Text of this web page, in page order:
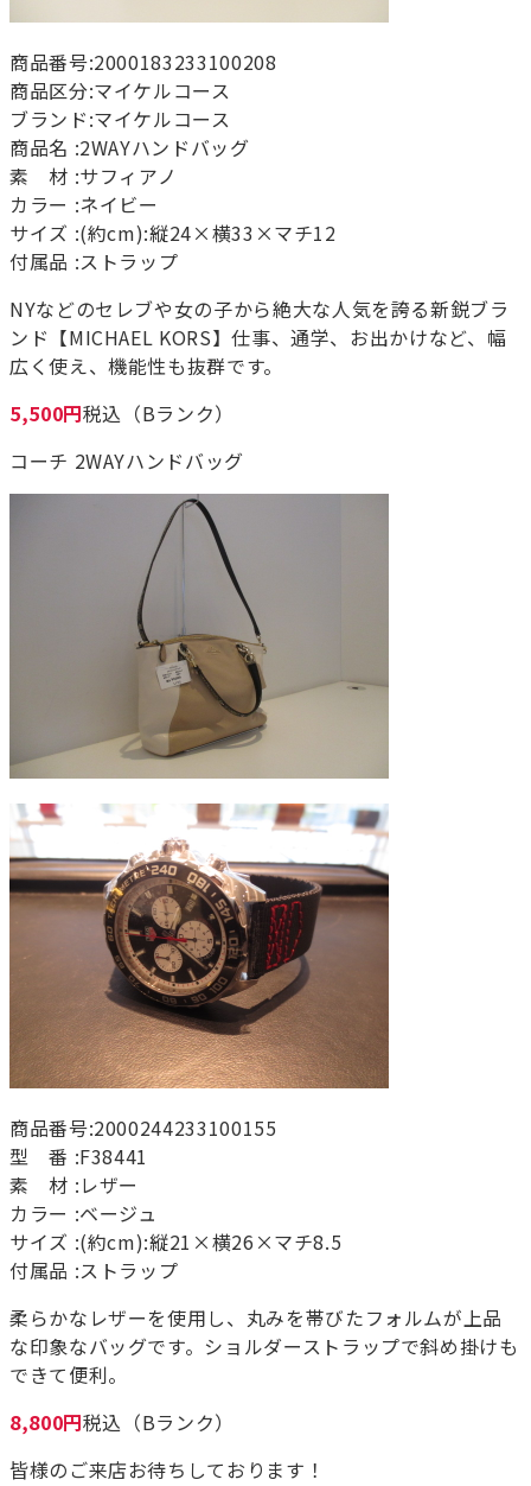
商品番号:2000183233100208
商品区分:マイケルコース
ブランド:マイケルコース
商品名 :2WAYハンドバッグ
素 材 :サフィアノ
カラー :ネイビー
サイズ :(約cm):縦24×横33×マチ12
付属品 :ストラップ
NYなどのセレブや女の子から絶大な人気を誇る新鋭ブラ
ンド【MICHAEL KORS】仕事、通学、お出かけなど、幅
広く使え、機能性も抜群です。
5,500円税込（Bランク）
コーチ 2WAYハンドバッグ
商品番号:2000244233100155
型 番 :F38441
素 材 :レザー
カラー :ベージュ
サイズ :(約cm):縦21×横26×マチ8.5
付属品 :ストラップ
柔らかなレザーを使用し、丸みを帯びたフォルムが上品
な印象なバッグです。ショルダーストラップで斜め掛けも
できて便利。
8,800円税込（Bランク）
皆様のご来店お待ちしております！